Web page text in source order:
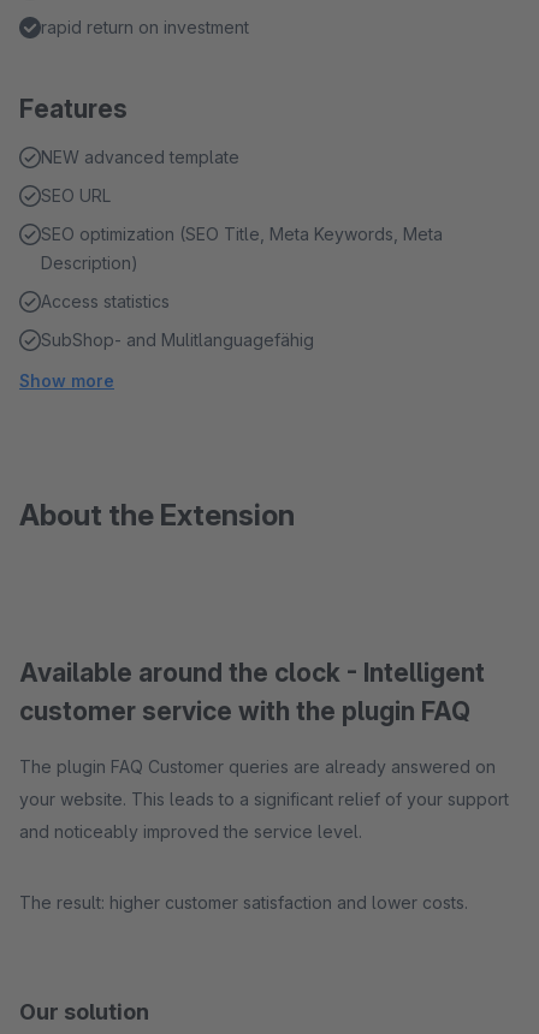
rapid return on investment
Features
NEW advanced template
SEO URL
SEO optimization (SEO Title, Meta Keywords, Meta
Description)
Access statistics
SubShop- and Mulitlanguagefähig
Show more
About the Extension
Available around the clock - Intelligent
customer service with the plugin FAQ
The plugin FAQ Customer queries are already answered on
your website. This leads to a significant relief of your support
and noticeably improved the service level.
The result: higher customer satisfaction and lower costs.
Our solution